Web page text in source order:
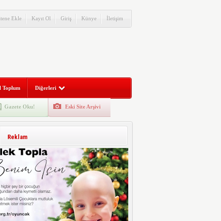
Ekle Kayıt Ol Giriş Künye İletişim
Toplum Diğerleri
Gazete Oku! Eski Site Arşivi
Reklam